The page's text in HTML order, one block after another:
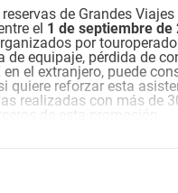
de Grandes
el 1 de septiembre de
por
de equipaje, pérdida de
el extranjero, puede
quiere reforzar esta
realizadas con más de
de esta promoción.